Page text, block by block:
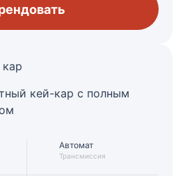
кей-кар с полным
Автомат
Трансмиссия